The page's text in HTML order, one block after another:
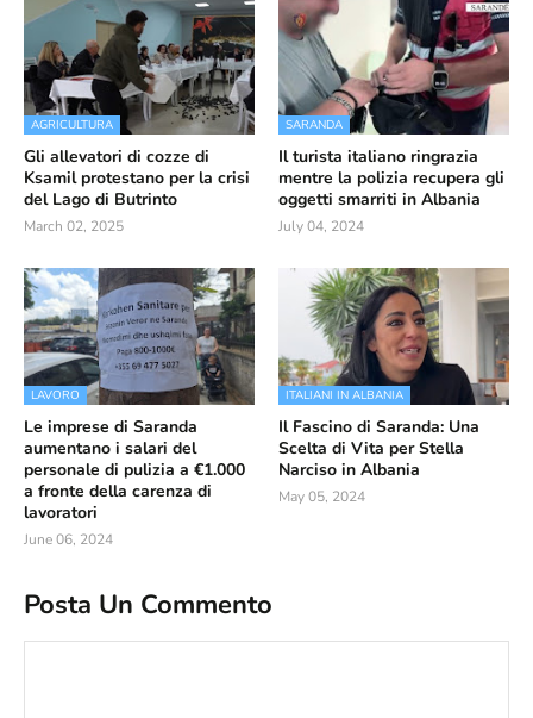
AGRICULTURA
Gli allevatori di cozze di
Ksamil protestano per la crisi
del Lago di Butrinto
March 02, 2025
SARANDA
Il turista italiano ringrazia
mentre la polizia recupera gli
oggetti smarriti in Albania
July 04, 2024
LAVORO
Le imprese di Saranda
aumentano i salari del
personale di pulizia a €1.000
a fronte della carenza di
lavoratori
June 06, 2024
ITALIANI IN ALBANIA
Il Fascino di Saranda: Una
Scelta di Vita per Stella
Narciso in Albania
May 05, 2024
Posta Un Commento